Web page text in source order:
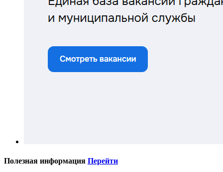
Полезная информация Перейти